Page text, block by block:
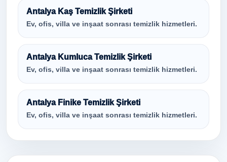
Antalya Kaş Temizlik Şirketi
Ev, ofis, villa ve inşaat sonrası temizlik hizmetleri.
Antalya Kumluca Temizlik Şirketi
Ev, ofis, villa ve inşaat sonrası temizlik hizmetleri.
Antalya Finike Temizlik Şirketi
Ev, ofis, villa ve inşaat sonrası temizlik hizmetleri.